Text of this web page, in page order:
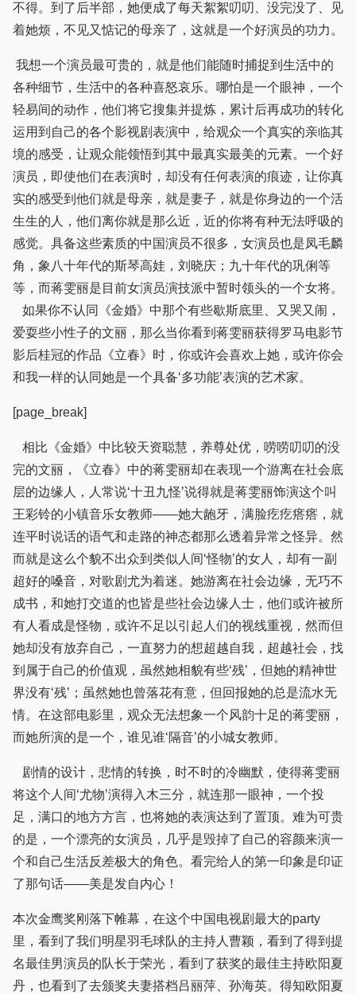
不得。到了后半部，她便成了每天絮絮叨叨、没完没了、见
着她烦，不见又惦记的母亲了，这就是一个好演员的功力。
我想一个演员最可贵的，就是他们能随时捕捉到生活中的
各种细节，生活中的各种喜怒哀乐。哪怕是一个眼神，一个
轻易间的动作，他们将它搜集并提炼，累计后再成功的转化
运用到自己的各个影视剧表演中，给观众一个真实的亲临其
境的感受，让观众能领悟到其中最真实最美的元素。一个好
演员，即使他们在表演时，却没有任何表演的痕迹，让你真
实的感受到他们就是母亲，就是妻子，就是你身边的一个活
生生的人，他们离你就是那么近，近的你将有种无法呼吸的
感觉。具备这些素质的中国演员不很多，女演员也是凤毛麟
角，象八十年代的斯琴高娃，刘晓庆；九十年代的巩俐等
等，而蒋雯丽是目前女演员演技派中暂时领头的一个女将。
如果你不认同《金婚》中那个有些歇斯底里、又哭又闹，
爱耍些小性子的文丽，那么当你看到蒋雯丽获得罗马电影节
影后桂冠的作品《立春》时，你或许会喜欢上她，或许你会
和我一样的认同她是一个具备‘多功能’表演的艺术家。
[page_break]
相比《金婚》中比较天资聪慧，养尊处优，唠唠叨叨的没
完的文丽，《立春》中的蒋雯丽却在表现一个游离在社会底
层的边缘人，人常说‘十丑九怪’说得就是蒋雯丽饰演这个叫
王彩铃的小镇音乐女教师——她大龅牙，满脸疙疙瘩瘩，就
连平时说话的语气和走路的神态都那么透着异常之怪异。然
而就是这么个貌不出众到类似人间‘怪物’的女人，却有一副
超好的嗓音，对歌剧尤为着迷。她游离在社会边缘，无巧不
成书，和她打交道的也皆是些社会边缘人士，他们或许被所
有人看成是怪物，或许不足以引起人们的视线重视，然而但
她却没有放弃自己，一直努力的想超越自我，超越社会，找
到属于自己的价值观，虽然她相貌有些‘残’，但她的精神世
界没有‘残’；虽然她也曾落花有意，但回报她的总是流水无
情。在这部电影里，观众无法想象一个风韵十足的蒋雯丽，
而她所演的是一个，谁见谁‘隔音’的小城女教师。
剧情的设计，悲情的转换，时不时的冷幽默，使得蒋雯丽
将这个人间‘尤物’演得入木三分，就连那一眼神，一个投
足，满口的地方方言，也将她的表演达到了置顶。难为可贵
的是，一个漂亮的女演员，几乎是毁掉了自己的容颜来演一
个和自己生活反差极大的角色。看完给人的第一印象是印证
了那句话——美是发自内心！
本次金鹰奖刚落下帷幕，在这个中国电视剧最大的party
里，看到了我们明星羽毛球队的主持人曹颖，看到了得到提
名最佳男演员的队长于荣光，看到了获奖的最佳主持欧阳夏
丹，也看到了去颁奖夫妻搭档吕丽萍、孙海英。得知欧阳夏